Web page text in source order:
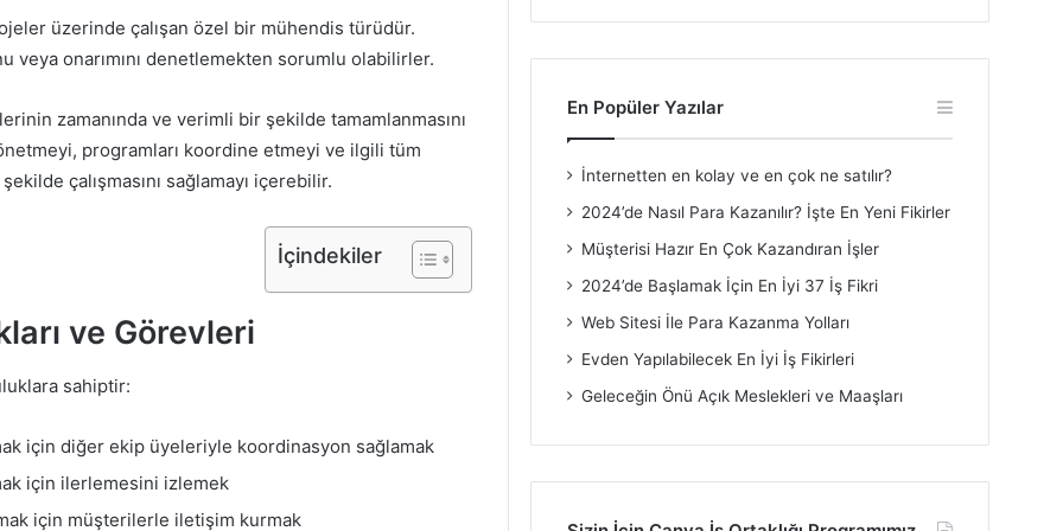
üzerinde çalışan özel bir mühendis türüdür.
veya onarımını denetlemekten sorumlu olabilirler.
zamanında ve verimli bir şekilde tamamlanmasını
programları koordine etmeyi ve ilgili tüm
çalışmasını sağlamayı içerebilir.
İçindekiler
ve Görevleri
sahiptir:
için diğer ekip üyeleriyle koordinasyon sağlamak
için ilerlemesini izlemek
için müşterilerle iletişim kurmak
En Popüler Yazılar
İnternetten en kolay ve en çok ne satılır?
2024’de Nasıl Para Kazanılır? İşte En Yeni Fikirler
Müşterisi Hazır En Çok Kazandıran İşler
2024’de Başlamak İçin En İyi 37 İş Fikri
Web Sitesi İle Para Kazanma Yolları
Evden Yapılabilecek En İyi İş Fikirleri
Geleceğin Önü Açık Meslekleri ve Maaşları